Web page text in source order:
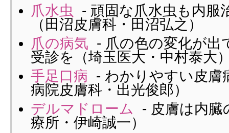
爪水虫 - 頑固な爪水虫も内
（田沼皮膚科・田沼弘之）
爪の病気 - 爪の色の変化が出
受診を（埼玉医大・中村泰大
手足口病 - わかりやすい皮
病院皮膚科・出光俊郎）
デルマドローム
- 皮膚は内
療所・伊崎誠一）